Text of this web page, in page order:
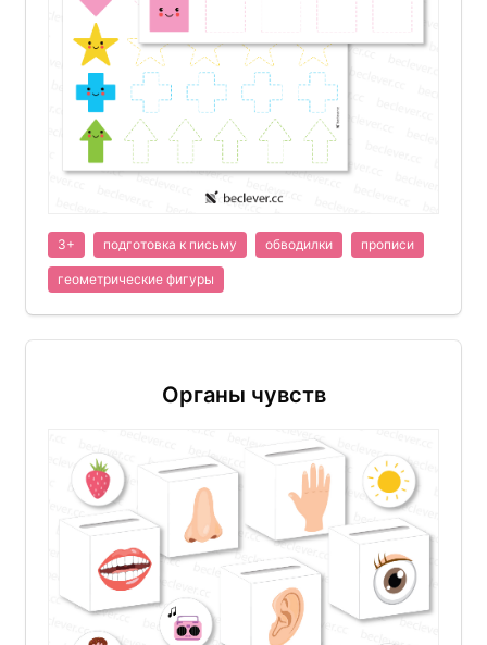
3+ подготовка к письму обводилки прописи
геометрические фигуры
Органы чувств